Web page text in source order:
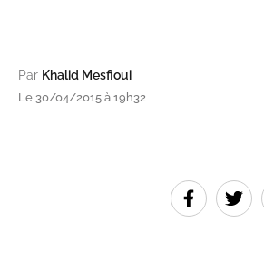
Par Khalid Mesfioui
Le 30/04/2015 à 19h32